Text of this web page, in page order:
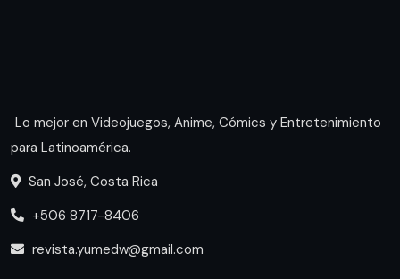
Lo mejor en Videojuegos, Anime, Cómics y Entretenimiento
para Latinoamérica.
San José, Costa Rica
+506 8717-8406
revista.yumedw@gmail.com